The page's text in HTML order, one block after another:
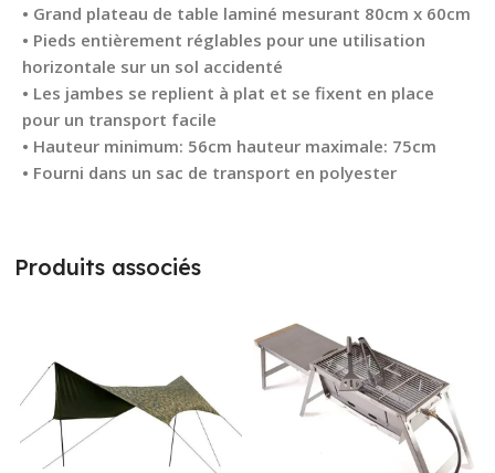
• Grand plateau de table laminé mesurant 80cm x 60cm
• Pieds entièrement réglables pour une utilisation
horizontale sur un sol accidenté
• Les jambes se replient à plat et se fixent en place
pour un transport facile
• Hauteur minimum: 56cm hauteur maximale: 75cm
• Fourni dans un sac de transport en polyester
Produits associés